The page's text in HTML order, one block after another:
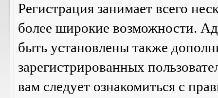
Регистрация занимает всего
более широкие возможности.
быть установлены также
зарегистрированных
вам следует ознакомиться с